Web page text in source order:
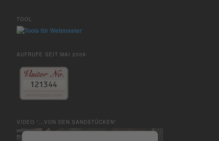
TOOL
AUFRUFE SEIT MAI 2009
VIDEO “…VON DEN SANDSTÜCKEN”